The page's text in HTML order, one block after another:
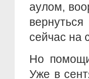
аулом,
сейчас на
Но
Уже в